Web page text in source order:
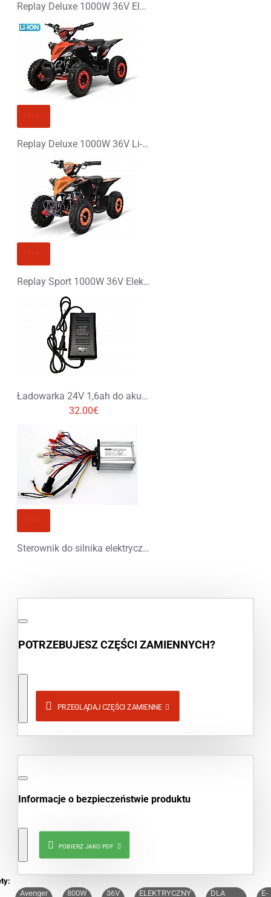
Replay Deluxe 1000W 36V Elektryczny Quad
Replay Deluxe 1000W 36V Li-Ion Elektryczny Quad
Replay Sport 1000W 36V Elektryczny Quad
Ładowarka 24V 1,6ah do akumulatorów kwasowo-ołowiowych
32.00€
Sterownik do silnika elektrycznego 800W 36V
POTRZEBUJESZ CZĘŚCI ZAMIENNYCH?
PRZEGLĄDAJ CZĘŚCI ZAMIENNE
Informacje o bezpieczeństwie produktu
POBIERZ JAKO PDF
Avenger
800W 36V
ELEKTRYCZNY
DLA
E-